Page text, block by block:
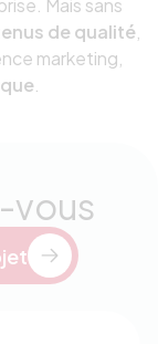
Mais sans
de qualité
marketing,
vous